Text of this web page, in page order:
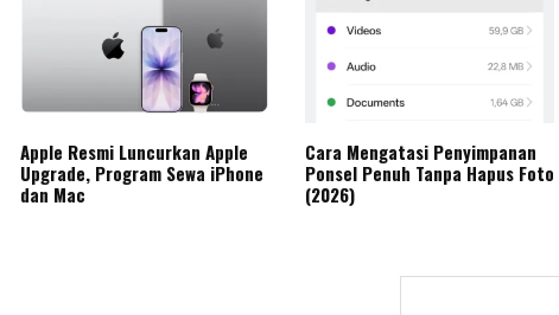
Apple Resmi Luncurkan Apple
Upgrade, Program Sewa iPhone
dan Mac
Cara Mengatasi Penyimpanan
Ponsel Penuh Tanpa Hapus Foto
(2026)